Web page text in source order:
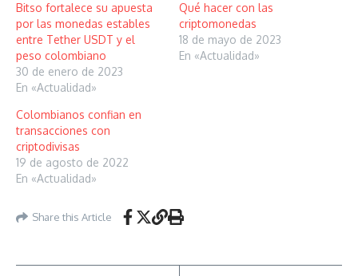
Bitso fortalece su apuesta
por las monedas estables
entre Tether USDT y el
peso colombiano
30 de enero de 2023
En «Actualidad»
Qué hacer con las
criptomonedas
18 de mayo de 2023
En «Actualidad»
Colombianos confian en
transacciones con
criptodivisas
19 de agosto de 2022
En «Actualidad»
Share this Article